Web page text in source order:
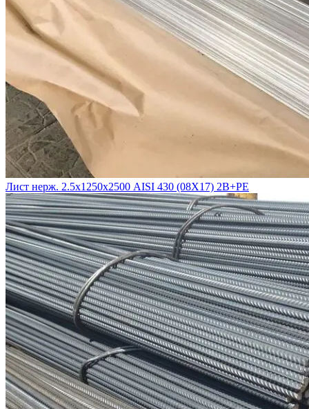
Лист нерж. 2.5х1250х2500 AISI 430 (08Х17) 2B+PE